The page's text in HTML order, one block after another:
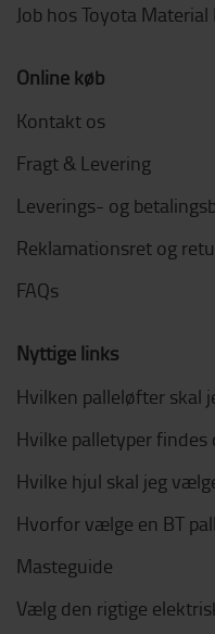
Job hos Toyota
Online køb
Kontakt os
Fragt & Levering
Leverings- og
Reklamationsret og
FAQs
Nyttige links
Hvilken palleløfter skal
Hvilke palletyper findes
Hvilke hjul skal jeg
Hvorfor vælge en BT
Masteguide
Vælg den rigtige